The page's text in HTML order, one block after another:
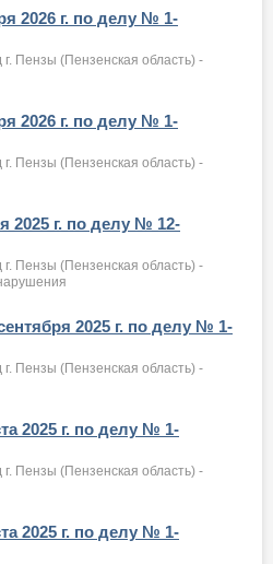
2026 г. по делу № 1-
Пензы (Пензенская область) -
2026 г. по делу № 1-
Пензы (Пензенская область) -
2025 г. по делу № 12-
Пензы (Пензенская область) -
2025 г. по делу № 1-
Пензы (Пензенская область) -
2025 г. по делу № 1-
Пензы (Пензенская область) -
2025 г. по делу № 1-